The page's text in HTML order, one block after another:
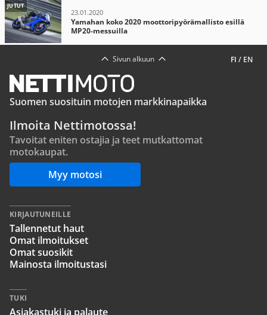
JUTUT
23.01.2020
Yamahan koko 2020 moottoripyörämallisto esillä
MP20-messuilla
FI / EN
Sivun alkuun
Suomen suosituin motojen markkinapaikka
Ilmoita Nettimotossa!
Tavoitat eniten ostajia ja teet mutkattomat
motokaupat.
Myy motosi
KIRJAUTUNEILLE
Tallennetut haut
Omat ilmoitukset
Omat suosikit
Mainosta ilmoitustasi
TUKI
Asiakastuki ja palaute